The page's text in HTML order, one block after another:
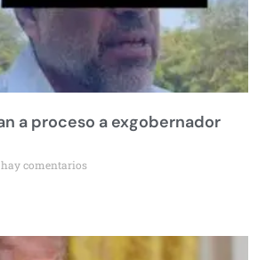
a proceso a exgobernador
hay comentarios